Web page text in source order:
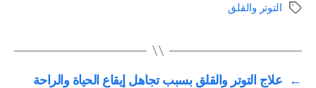
الوسومالتوتر والقلق
←
علاج التوتر والقلق بسبب تجاهل إيقاع الحياة والراحة